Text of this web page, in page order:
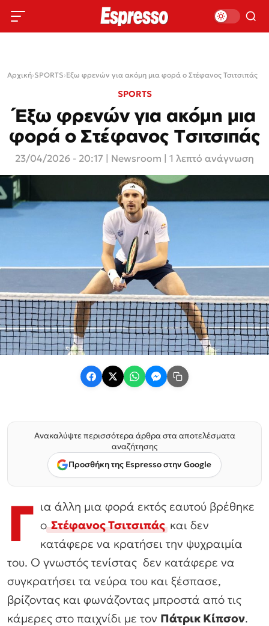
Αρχική›SPORTS›Έξω φρενών για ακόμη μια φορά ο Στέφανος Τσιτσιπάς
SPORTS
Έξω φρενών για ακόμη μια
φορά ο Στέφανος Τσιτσιπάς
23/04/2026 - 20:17 Newsroom | 1 λεπτό ανάγνωση
Ανακαλύψτε περισσότερα άρθρα στα αποτελέσματα
αναζήτησης
Προσθήκη της Espresso στην Google
Γ ια άλλη μια φορά εκτός εαυτού βρέθηκε
οΣτέφανος Τσιτσιπάςκαι δεν
κατάφερε να κρατήσει την ψυχραιμία
του. Ο γνωστός τενίστας δεν κατάφερε να
συγκρατήσει τα νεύρα του και ξέσπασε,
βρίζοντας και φωνάζοντας μπροστά από τις
κάμερες στο παιχνίδι με τον Πάτρικ Κίπσον.